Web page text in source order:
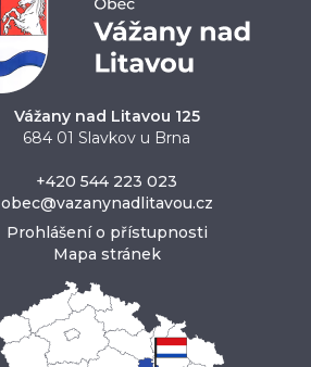
Vážany nad Litavou 125
684 01 Slavkov u Brna
+420 544 223 023
obec@vazanynadlitavou.cz
Prohlášení o přístupnosti
Mapa stránek